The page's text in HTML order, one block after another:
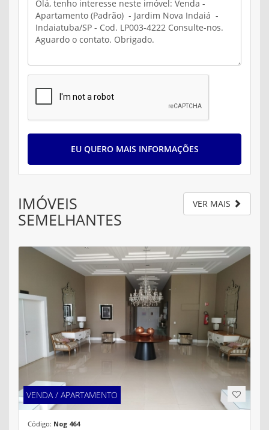
EU QUERO MAIS INFORMAÇÕES
IMÓVEIS
SEMELHANTES
VER MAIS
VENDA / APARTAMENTO
Código: Nog 464